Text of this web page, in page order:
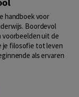
handboek voor
Boordevol
uit de
je filosofie tot leven
als ervaren